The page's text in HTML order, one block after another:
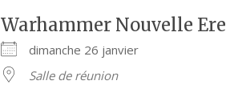
Warhammer Nouvelle Ere
dimanche 26 janvier
Salle de réunion